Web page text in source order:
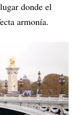
donde el
armonía.